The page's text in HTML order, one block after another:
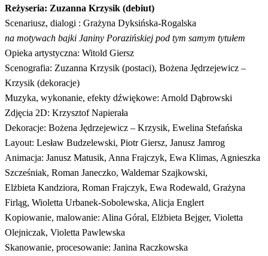
Reżyseria: Zuzanna Krzysik (debiut)
Scenariusz, dialogi : Grażyna Dyksińska-Rogalska
na motywach bajki Janiny Porazińskiej pod tym samym tytułem
Opieka artystyczna: Witold Giersz
Scenografia: Zuzanna Krzysik (postaci), Bożena Jędrzejewicz –
Krzysik (dekoracje)
Muzyka, wykonanie, efekty dźwiękowe: Arnold Dąbrowski
Zdjęcia 2D: Krzysztof Napierała
Dekoracje: Bożena Jędrzejewicz – Krzysik, Ewelina Stefańska
Layout: Lesław Budzelewski, Piotr Giersz, Janusz Jamrog
Animacja: Janusz Matusik, Anna Frajczyk, Ewa Klimas, Agnieszka
Szcześniak, Roman Janeczko, Waldemar Szajkowski,
Elżbieta Kandziora, Roman Frajczyk, Ewa Rodewald, Grażyna
Firląg, Wioletta Urbanek-Sobolewska, Alicja Englert
Kopiowanie, malowanie: Alina Góral, Elżbieta Bejger, Violetta
Olejniczak, Violetta Pawlewska
Skanowanie, procesowanie: Janina Raczkowska